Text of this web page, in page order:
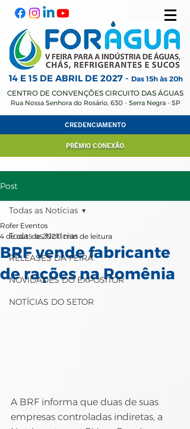
14 E 15 DE ABRIL DE 2027 - Das 15h às 20h
CENTRO DE CONVENÇÕES CIRCUITO DAS ÁGUAS
Rua Nossa Senhora do Rosário, 630 - Serra Negra - SP
CREDENCIAMENTO
PRÊMIO CONEXÃO
Post
Todas as Notícias
RELEASES DA FEIRA
NOVIDADES DO EXPOSITOR
NOTÍCIAS DO SETOR
Todas as Notícias
BRF vende fabricante
de rações na Romênia
Rofer Eventos
4 de out. de 20211 min de leitura
A BRF informa que duas de suas
empresas controladas indiretas, a